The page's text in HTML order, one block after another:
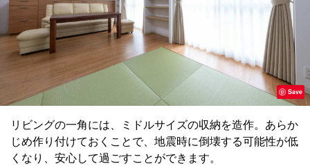
Save
リビングの一角には、ミドルサイズの収納を造作。あらか
じめ作り付けておくことで、地震時に倒壊する可能性が低
くなり、安心して過ごすことができます。